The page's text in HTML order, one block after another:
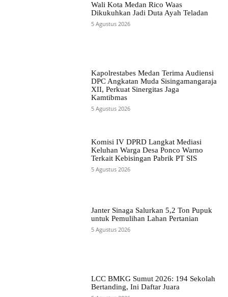
Wali Kota Medan Rico Waas
Dikukuhkan Jadi Duta Ayah Teladan
5 Agustus 2026
Kapolrestabes Medan Terima Audiensi
DPC Angkatan Muda Sisingamangaraja
XII, Perkuat Sinergitas Jaga
Kamtibmas
5 Agustus 2026
Komisi IV DPRD Langkat Mediasi
Keluhan Warga Desa Ponco Warno
Terkait Kebisingan Pabrik PT SIS
5 Agustus 2026
Janter Sinaga Salurkan 5,2 Ton Pupuk
untuk Pemulihan Lahan Pertanian
5 Agustus 2026
LCC BMKG Sumut 2026: 194 Sekolah
Bertanding, Ini Daftar Juara